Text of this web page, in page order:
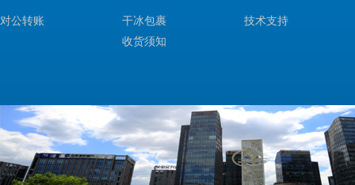
对公转账
干冰包裹
收货须知
技术支持